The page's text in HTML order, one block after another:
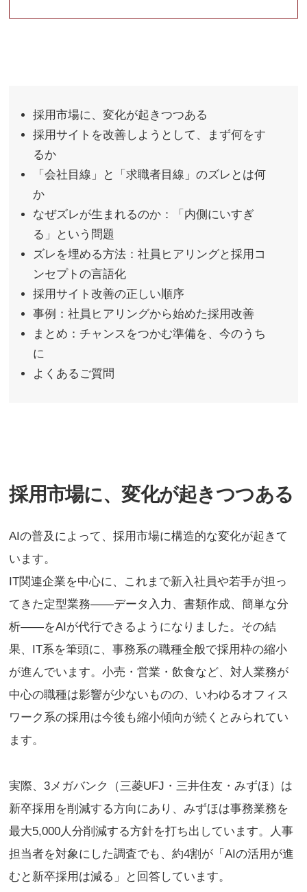
採用市場に、変化が起きつつある
採用サイトを改善しようとして、まず何をす
るか
「会社目線」と「求職者目線」のズレとは何
か
なぜズレが生まれるのか：「内側にいすぎ
る」という問題
ズレを埋める方法：社員ヒアリングと採用コ
ンセプトの言語化
採用サイト改善の正しい順序
事例：社員ヒアリングから始めた採用改善
まとめ：チャンスをつかむ準備を、今のうち
に
よくあるご質問
採用市場に、変化が起きつつある
AIの普及によって、採用市場に構造的な変化が起きて
います。
IT関連企業を中心に、これまで新入社員や若手が担っ
てきた定型業務——データ入力、書類作成、簡単な分
析——をAIが代行できるようになりました。その結
果、IT系を筆頭に、事務系の職種全般で採用枠の縮小
が進んでいます。小売・営業・飲食など、対人業務が
中心の職種は影響が少ないものの、いわゆるオフィス
ワーク系の採用は今後も縮小傾向が続くとみられてい
ます。
実際、3メガバンク（三菱UFJ・三井住友・みずほ）は
新卒採用を削減する方向にあり、みずほは事務業務を
最大5,000人分削減する方針を打ち出しています。人事
担当者を対象にした調査でも、約4割が「AIの活用が進
むと新卒採用は減る」と回答しています。